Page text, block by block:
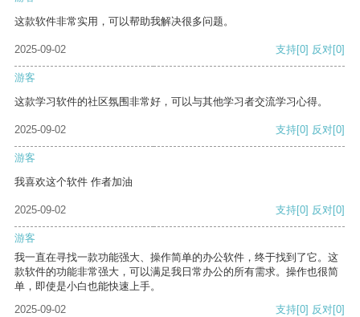
这款软件非常实用，可以帮助我解决很多问题。
2025-09-02 支持[0] 反对[0]
游客
这款学习软件的社区氛围非常好，可以与其他学习者交流学习心得。
2025-09-02 支持[0] 反对[0]
游客
我喜欢这个软件 作者加油
2025-09-02 支持[0] 反对[0]
游客
我一直在寻找一款功能强大、操作简单的办公软件，终于找到了它。这
款软件的功能非常强大，可以满足我日常办公的所有需求。操作也很简
单，即使是小白也能快速上手。
2025-09-02
支持[0] 反对[0]